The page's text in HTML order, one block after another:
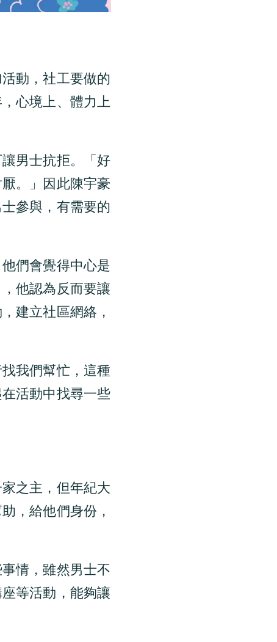
動，社工要做的
心境上、體力上
男士抗拒。「好
。」因此陳宇豪
參與，有需要的
們會覺得中心是
他認為反而要讓
建立社區網絡，
我們幫忙，這種
活動中找尋一些
之主，但年紀大
，給他們身份，
情，雖然男士不
等活動，能夠讓